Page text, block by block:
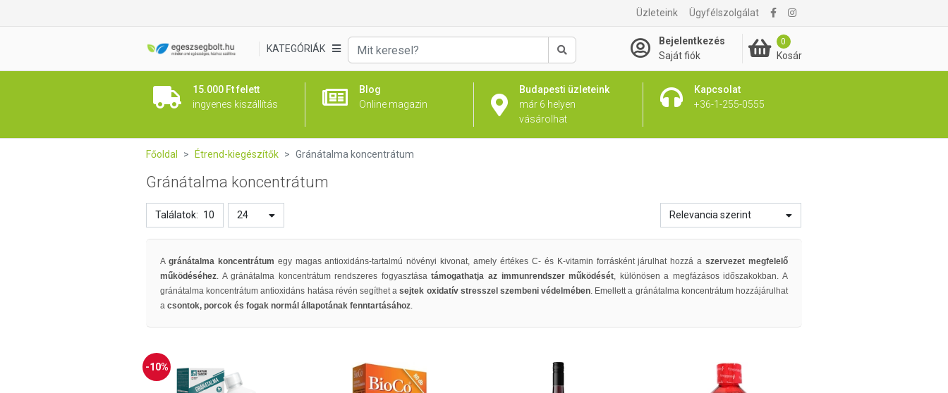
Üzleteink Ügyfélszolgálat
KATEGÓRIÁK
Keresés
Bejelentkezés
Saját fiók
0
Kosár
15.000 Ft felett
ingyenes kiszállítás
Blog
Online magazin
Budapesti üzleteink
már 6 helyen
vásárolhat
Kapcsolat
+36-1-255-0555
Főoldal Étrend-kiegészítők Gránátalma koncentrátum
Gránátalma koncentrátum
Találatok: 10 24 Relevancia szerint
A gránátalma koncentrátum egy magas antioxidáns-tartalmú növényi kivonat, amely értékes C- és K-vitamin forrásként járulhat hozzá aszervezet megfelelő
működéséhez. A gránátalma koncentrátum rendszeres fogyasztásatámogathatja az immunrendszer működését, különösen a megfázásos időszakokban. A
gránátalma koncentrátum antioxidáns hatása révén segíthet a sejtek oxidatív stresszel szembeni védelmében. Emellett a gránátalma koncentrátum hozzájárulhat
a csontok, porcok és fogak normál állapotának fenntartásához.
-10%